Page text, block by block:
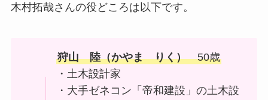
木村拓哉さんの役どころは以下です。
狩山 陸（かやま りく）50歳
・土木設計家
・大手ゼネコン「帝和建設」の土木設